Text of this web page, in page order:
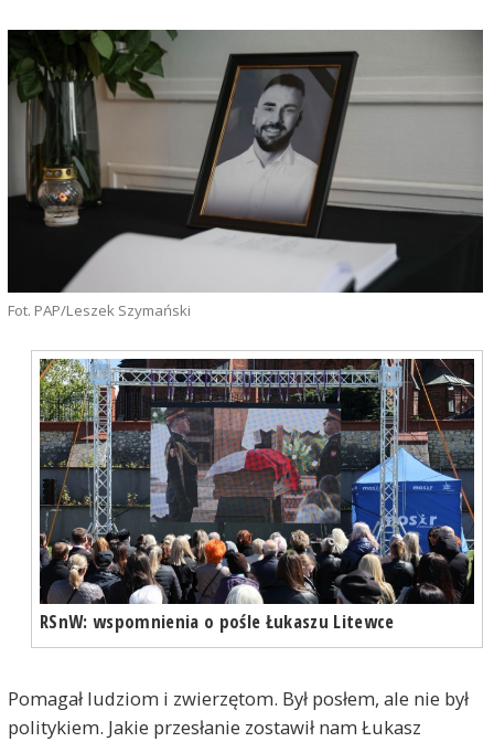
Fot. PAP/Leszek Szymański
RSnW: wspomnienia o pośle Łukaszu Litewce
Pomagał ludziom i zwierzętom. Był posłem, ale nie był
politykiem. Jakie przesłanie zostawił nam Łukasz